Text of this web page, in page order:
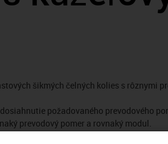
šikmých čelných kolies s rôznymi
požadovaného prevodového
prevodový pomer a rovnaký modul.